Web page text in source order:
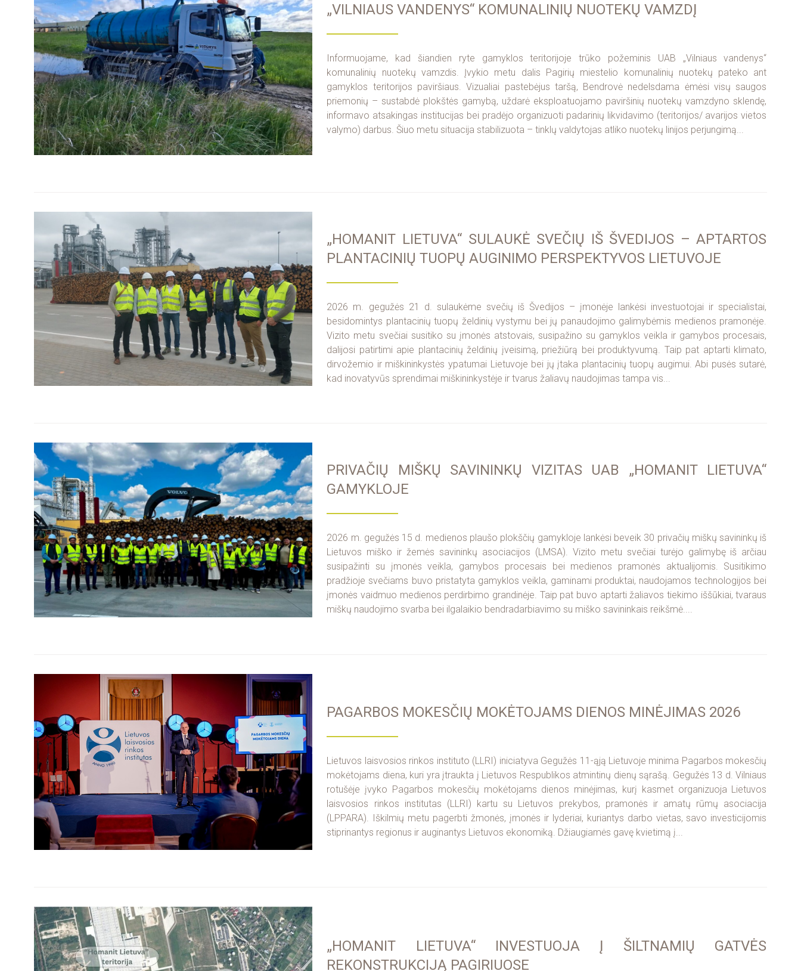
„VILNIAUS VANDENYS“ KOMUNALINIŲ NUOTEKŲ VAMZDĮ
Informuojame, kad šiandien ryte gamyklos teritorijoje trūko požeminis UAB „Vilniaus vandenys“
komunalinių nuotekų vamzdis. Įvykio metu dalis Pagirių miestelio komunalinių nuotekų pateko ant
gamyklos teritorijos paviršiaus. Vizualiai pastebėjus taršą, Bendrovė nedelsdama ėmėsi visų saugos
priemonių – sustabdė plokštės gamybą, uždarė eksploatuojamo paviršinių nuotekų vamzdyno sklendę,
informavo atsakingas institucijas bei pradėjo organizuoti padarinių likvidavimo (teritorijos/ avarijos vietos
valymo) darbus. Šiuo metu situacija stabilizuota – tinklų valdytojas atliko nuotekų linijos perjungimą...
„HOMANIT LIETUVA“ SULAUKĖ SVEČIŲ IŠ ŠVEDIJOS – APTARTOS
PLANTACINIŲ TUOPŲ AUGINIMO PERSPEKTYVOS LIETUVOJE
2026 m. gegužės 21 d. sulaukėme svečių iš Švedijos – įmonėje lankėsi investuotojai ir specialistai,
besidomintys plantacinių tuopų želdinių vystymu bei jų panaudojimo galimybėmis medienos pramonėje.
Vizito metu svečiai susitiko su įmonės atstovais, susipažino su gamyklos veikla ir gamybos procesais,
dalijosi patirtimi apie plantacinių želdinių įveisimą, priežiūrą bei produktyvumą. Taip pat aptarti klimato,
dirvožemio ir miškininkystės ypatumai Lietuvoje bei jų įtaka plantacinių tuopų augimui. Abi pusės sutarė,
kad inovatyvūs sprendimai miškininkystėje ir tvarus žaliavų naudojimas tampa vis...
PRIVAČIŲ MIŠKŲ SAVININKŲ VIZITAS UAB „HOMANIT LIETUVA“
GAMYKLOJE
2026 m. gegužės 15 d. medienos plaušo plokščių gamykloje lankėsi beveik 30 privačių miškų savininkų iš
Lietuvos miško ir žemės savininkų asociacijos (LMSA). Vizito metu svečiai turėjo galimybę iš arčiau
susipažinti su įmonės veikla, gamybos procesais bei medienos pramonės aktualijomis. Susitikimo
pradžioje svečiams buvo pristatyta gamyklos veikla, gaminami produktai, naudojamos technologijos bei
įmonės vaidmuo medienos perdirbimo grandinėje. Taip pat buvo aptarti žaliavos tiekimo iššūkiai, tvaraus
miškų naudojimo svarba bei ilgalaikio bendradarbiavimo su miško savininkais reikšmė....
PAGARBOS MOKESČIŲ MOKĖTOJAMS DIENOS MINĖJIMAS 2026
Lietuvos laisvosios rinkos instituto (LLRI) iniciatyva Gegužės 11-ąją Lietuvoje minima Pagarbos mokesčių
mokėtojams diena, kuri yra įtraukta į Lietuvos Respublikos atmintinų dienų sąrašą. Gegužės 13 d. Vilniaus
rotušėje įvyko Pagarbos mokesčių mokėtojams dienos minėjimas, kurį kasmet organizuoja Lietuvos
laisvosios rinkos institutas (LLRI) kartu su Lietuvos prekybos, pramonės ir amatų rūmų asociacija
(LPPARA). Iškilmių metu pagerbti žmonės, įmonės ir lyderiai, kuriantys darbo vietas, savo investicijomis
stiprinantys regionus ir auginantys Lietuvos ekonomiką. Džiaugiamės gavę kvietimą į...
„HOMANIT LIETUVA“ INVESTUOJA Į ŠILTNAMIŲ GATVĖS
REKONSTRUKCIJĄ PAGIRIUOSE